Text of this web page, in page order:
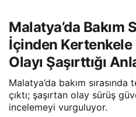
Malatya’da Bakım
İçinden Kertenkele
Olayı Şaşırttığı
Malatya’da bakım
çıktı; şaşırtan olay sürüş
incelemeyi vurguluyor.